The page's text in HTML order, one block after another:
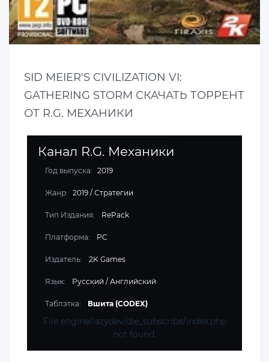
SID MEIER'S CIVILIZATION VI:
GATHERING STORM СКАЧАТЬ ТОРРЕНТ
ОТ R.G. МЕХАНИКИ
Канал R.G. Механики
Год выпуска: 2019
Жанр: 2019 / Стратегии
Тип Издания: RePack
Платформа: PC
Издатель: 2K Games
Язык: Русский / Английский
Таблэтка: Вшита (CODEX)
File engine/lazydev/dle_subscribe/index.php
not found.